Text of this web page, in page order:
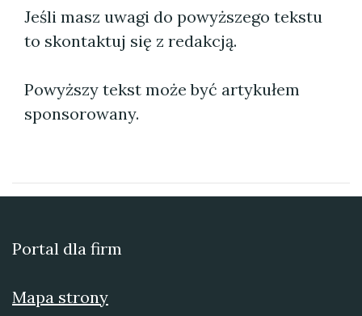
Jeśli masz uwagi do powyższego tekstu
to skontaktuj się z redakcją.
Powyższy tekst może być artykułem
sponsorowany.
Portal dla firm
Mapa strony